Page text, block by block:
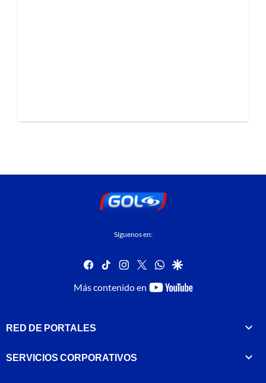
Síguenos en:
facebook
tiktok instagram
twitterwhatsapp
google
Más contenido en
youtube-
RED DE PORTALES
SERVICIOS CORPORATIVOS